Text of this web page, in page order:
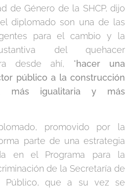
de Género de la SHCP, dijo
diplomado son una de las
para el cambio y la
del quehacer
desde ahí, "hacer una
público a la construcción
más igualitaria y más
promovido por la
parte de una estrategia
en el Programa para la
de la Secretaría de
Público, que a su vez se